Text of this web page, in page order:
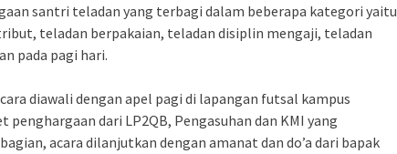
santri teladan yang terbagi dalam beberapa kategori yaitu
teladan berpakaian, teladan disiplin mengaji, teladan
pada pagi hari.
diawali dengan apel pagi di lapangan futsal kampus
dari LP2QB, Pengasuhan dan KMI yang
acara dilanjutkan dengan amanat dan do’a dari bapak